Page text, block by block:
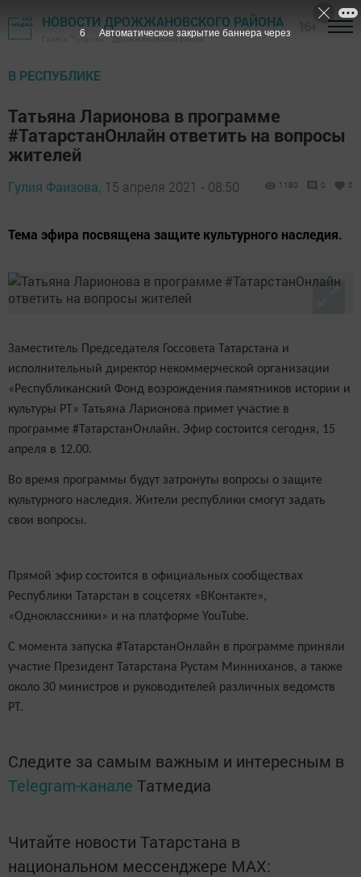
НОВОСТИ ДРОЖЖАНОВСКОГО РАЙОНА
Газета "Туган як" - Дрожжановский район
В РЕСПУБЛИКЕ
Татьяна Ларионова в программе
#ТатарстанОнлайн ответить на вопросы
жителей
Гулия Фаизова, 15 апреля 2021 - 08:50 1180 0 0
Тема эфира посвящена защите культурного наследия.
Заместитель Председателя Госсовета Татарстана и
исполнительный директор некоммерческой организации
«Республиканский Фонд возрождения памятников истории и
культуры РТ» Татьяна Ларионова примет участие в
программе #ТатарстанОнлайн. Эфир состоится сегодня, 15
апреля в 12.00.
Во время программы будут затронуты вопросы о защите
культурного наследия. Жители республики смогут задать
свои вопросы.
Прямой эфир состоится в официальных сообществах
Республики Татарстан в соцсетях «ВКонтакте»,
«Одноклассники» и на платформе YouTube .
С момента запуска #ТатарстанОнлайн в программе приняли
участие Президент Татарстана Рустам Минниханов, а также
около 30 министров и руководителей различных ведомств
РТ.
Следите за самым важным и интересным в
Telegram-канале Татмедиа
Читайте новости Татарстана в
национальном мессенджере MАХ:
5 Автоматическое закрытие баннера через